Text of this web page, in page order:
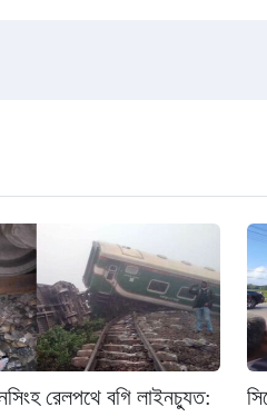
রেলপথে বগি লাইনচ্যুত: